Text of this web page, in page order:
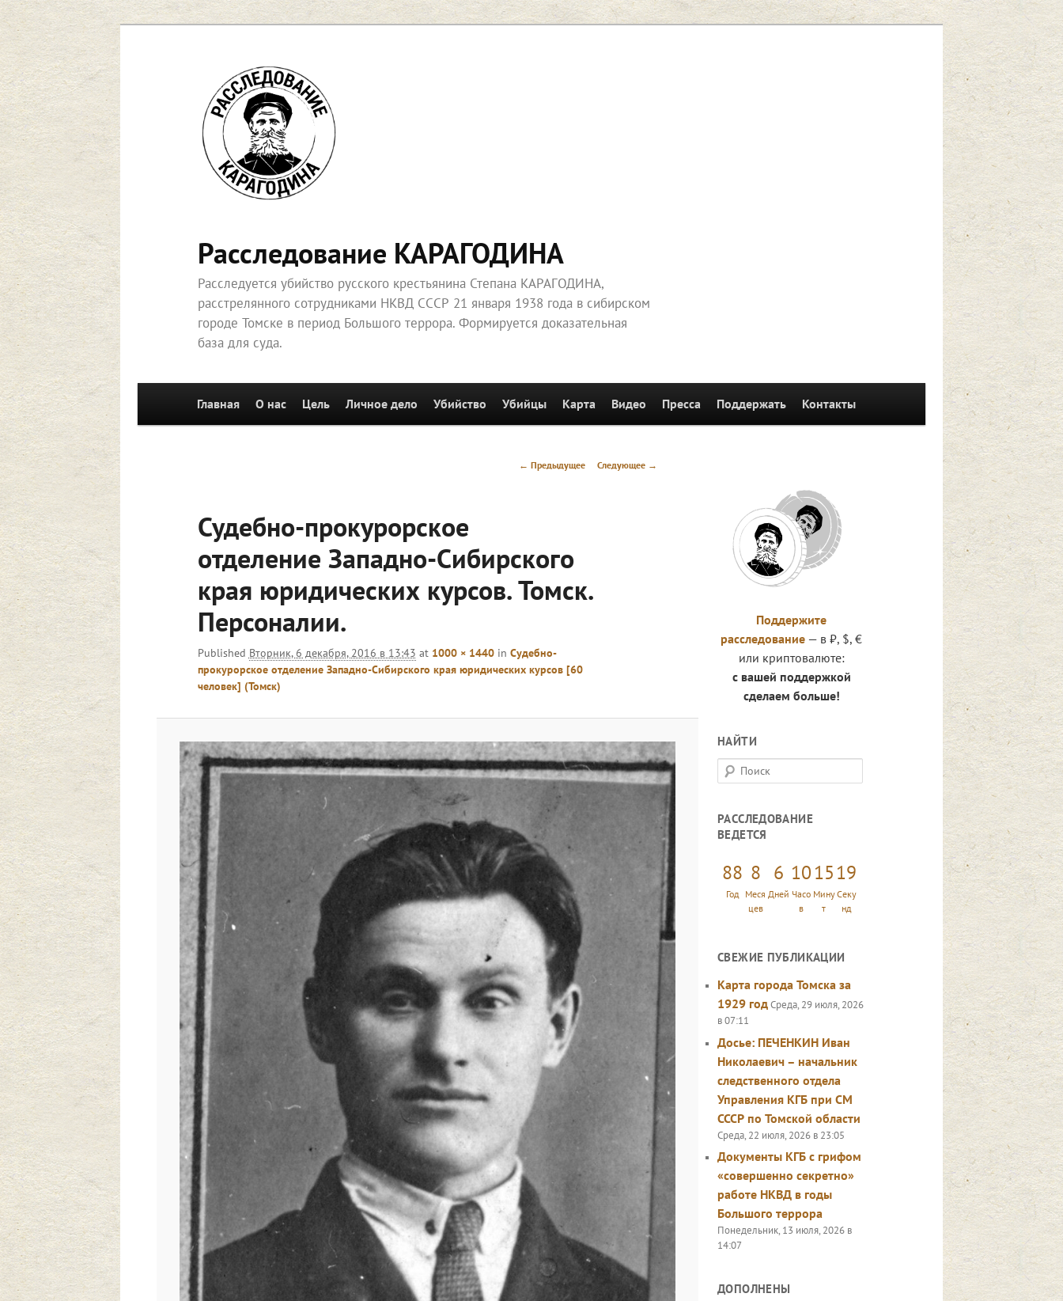
Перейти
к
основному
содержимому
Расследование КАРАГОДИНА
Расследуется убийство русского крестьянина Степана КАРАГОДИНА,
расстрелянного сотрудниками НКВД СССР 21 января 1938 года в сибирском
городе Томске в период Большого террора. Формируется доказательная
база для суда.
Перейти к основному содержимому
Главная О нас Цель Личное дело Убийство Убийцы Карта Видео Пресса Поддержать Контакты
Навигация
← Предыдущее Следующее →
Судебно-прокурорское
отделение Западно-Сибирского
края юридических курсов. Томск.
Персоналии.
Published Вторник, 6 декабря, 2016 в 13:43 at 1000 × 1440in Судебно-
прокурорское отделение Западно-Сибирского края юридических курсов [60
человек] (Томск)
Поддержите
расследование — в ₽, $, €
или криптовалюте:
с вашей поддержкой
сделаем больше!
НАЙТИ
П
о
с
к
РАССЛЕДОВАНИЕ
ВЕДЕТСЯ
88
Год
8
Меся
цев
6
Дней
10
Часо
в
15
Мину
т
21
Секу
нд
СВЕЖИЕ ПУБЛИКАЦИИ
Карта города Томска за
1929 годСреда, 29 июля, 2026
в 07:11
Досье: ПЕЧЕНКИН Иван
Николаевич – начальник
следственного отдела
Управления КГБ при СМ
СССР по Томской области
Среда, 22 июля, 2026 в 23:05
Документы КГБ с грифом
«совершенно секретно»
работе НКВД в годы
Большого террора
Понедельник, 13 июля, 2026 в
14:07
ДОПОЛНЕНЫ